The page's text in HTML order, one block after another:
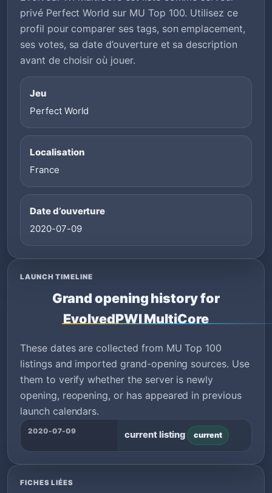
privé Perfect World sur MU Top 100. Utilisez ce
profil pour comparer ses tags, son emplacement,
ses votes, sa date d’ouverture et sa description
avant de choisir où jouer.
Jeu
Perfect World
Localisation
France
Date d’ouverture
2020-07-09
LAUNCH TIMELINE
Grand opening history for
EvolvedPWI MultiCore
These dates are collected from MU Top 100
listings and imported grand-opening sources. Use
them to verify whether the server is newly
opening, reopening, or has appeared in previous
launch calendars.
2020-07-09 current listing current
FICHES LIÉES